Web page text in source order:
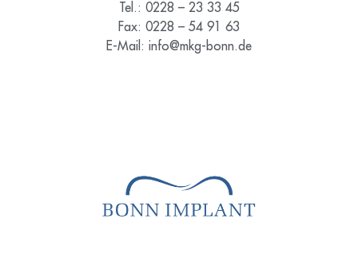
Tel.: 0228 – 23 33 45
Fax: 0228 – 54 91 63
E-Mail: info@mkg-bonn.de